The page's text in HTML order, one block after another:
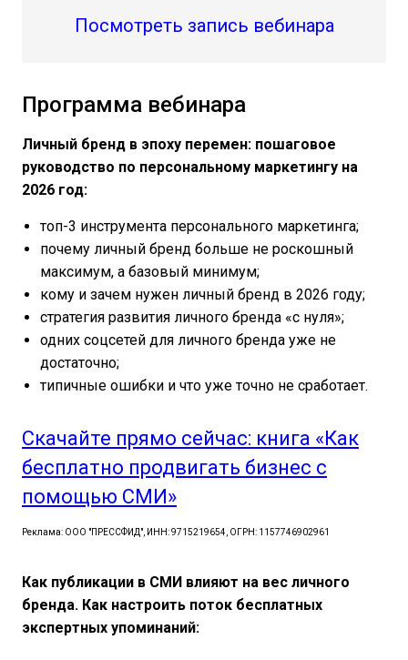
Посмотреть запись вебинара
Программа вебинара
Личный бренд в эпоху перемен: пошаговое
руководство по персональному маркетингу на
2026 год:
топ-3 инструмента персонального маркетинга;
почему личный бренд больше не роскошный
максимум, а базовый минимум;
кому и зачем нужен личный бренд в 2026 году;
стратегия развития личного бренда «с нуля»;
одних соцсетей для личного бренда уже не
достаточно;
типичные ошибки и что уже точно не сработает.
Скачайте прямо сейчас: книга «Как
бесплатно продвигать бизнес с
помощью СМИ»
Реклама: ООО "ПРЕССФИД", ИНН: 9715219654, ОГРН: 1157746902961
Как публикации в СМИ влияют на вес личного
бренда. Как настроить поток бесплатных
экспертных упоминаний: